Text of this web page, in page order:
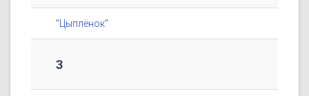
"Цыплёнок"
3